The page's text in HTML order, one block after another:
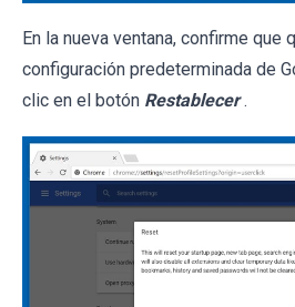
En la nueva ventana, confirme que
configuración predeterminada de
clic en el botón Restablecer .